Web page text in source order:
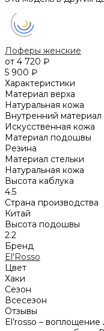
Лоферы женские
от 4 720 ₽
5 900 ₽
Характеристики
Материал верха
Натуральная кожа
Внутренний материал
Искусственная кожа
Материал подошвы
Резина
Материал стельки
Натуральная кожа
Высота каблука
4.5
Страна производства
Китай
Высота подошвы
2.2
Бренд
El'Rosso
Цвет
Хаки
Сезон
Всесезон
Отзывы
El’rosso –